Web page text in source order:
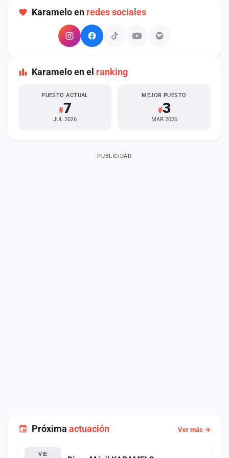
Próxima actuación Ver más →
VIE
Karamelo en redes sociales
Karamelo en el ranking
PUESTO ACTUAL
#7
JUL 2026
MEJOR PUESTO
#3
MAR 2026
PUBLICIDAD
cuenta
Administración